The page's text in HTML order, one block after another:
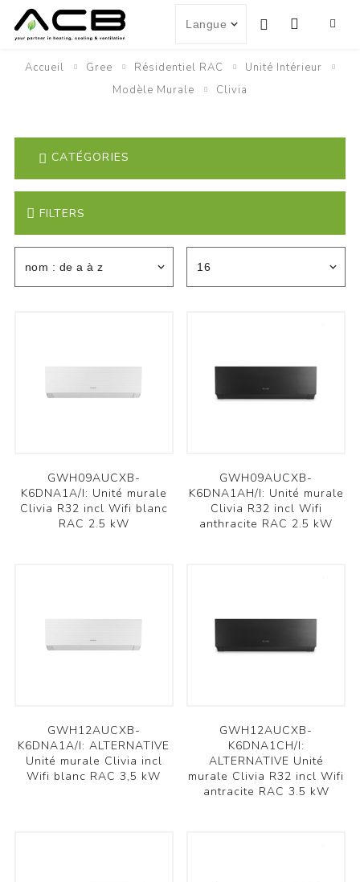
Accueil Gree Résidentiel RAC
Unité Intérieur
Modèle Murale
Clivia
FILTERS
GWH09AUCXB-
K6DNA1A/I: Unité murale
Clivia R32 incl Wifi blanc
RAC 2.5 kW
GWH09AUCXB-
K6DNA1AH/I: Unité murale
Clivia R32 incl Wifi
anthracite RAC 2.5 kW
GWH12AUCXB-
K6DNA1A/I: ALTERNATIVE
Unité murale Clivia incl
Wifi blanc RAC 3,5 kW
GWH12AUCXB-
K6DNA1CH/I:
ALTERNATIVE Unité
murale Clivia R32 incl Wifi
antracite RAC 3.5 kW
CATÉGORIES